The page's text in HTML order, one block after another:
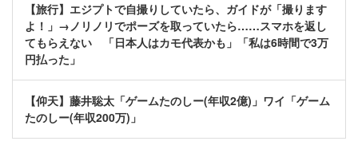
【旅行】エジプトで自撮りしていたら、ガイドが「撮ります
よ！」→ノリノリでポーズを取っていたら……スマホを返し
てもらえない 「日本人はカモ代表かも」「私は6時間で3万
円払った」
【仰天】藤井聡太「ゲームたのしー(年収2億)」ワイ「ゲーム
たのしー(年収200万)」